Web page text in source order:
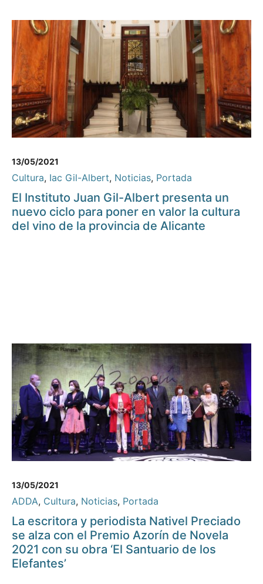
13/05/2021
Cultura, Iac Gil-Albert, Noticias, Portada
El Instituto Juan Gil-Albert presenta un
nuevo ciclo para poner en valor la cultura
del vino de la provincia de Alicante
13/05/2021
ADDA, Cultura, Noticias, Portada
La escritora y periodista Nativel Preciado
se alza con el Premio Azorín de Novela
2021 con su obra ‘El Santuario de los
Elefantes’